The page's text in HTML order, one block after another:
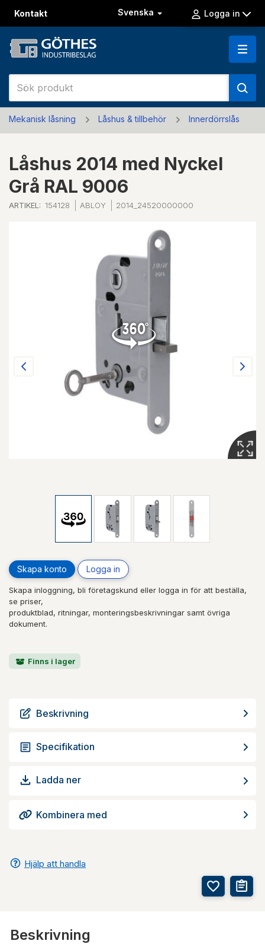
Kontakt Svenska Logga in
Mekanisk låsning Låshus & tillbehör Innerdörrslås
Låshus 2014 med Nyckel
Grå RAL 9006
ARTIKEL: 154128 ABLOY 2014_24520000000
Skapa konto Logga in
Skapa inloggning, bli företagskund eller logga in för att beställa,
se priser,
produktblad, ritningar, monteringsbeskrivningar samt övriga
dokument.
Finns i lager
Beskrivning
Specifikation
Ladda ner
Kombinera med
Hjälp att handla
Beskrivning